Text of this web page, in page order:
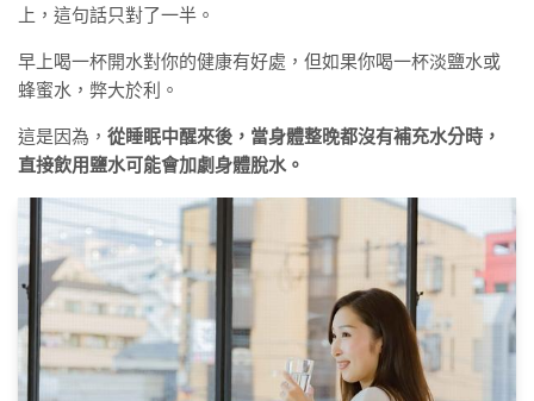
上，這句話只對了一半。
早上喝一杯開水對你的健康有好處，但如果你喝一杯淡鹽水或
蜂蜜水，弊大於利。
這是因為， 從睡眠中醒來後，當身體整晚都沒有補充水分時，
直接飲用鹽水可能會加劇身體脫水。